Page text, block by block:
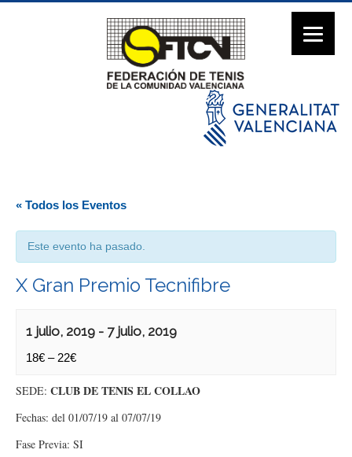
« Todos los Eventos
Este evento ha pasado.
X Gran Premio Tecnifibre
1 julio, 2019 - 7 julio, 2019
18€ – 22€
SEDE: CLUB DE TENIS EL COLLAO
Fechas: del 01/07/19 al 07/07/19
Fase Previa: SI